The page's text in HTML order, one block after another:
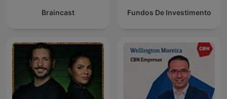
Braincast Fundos De Investimento